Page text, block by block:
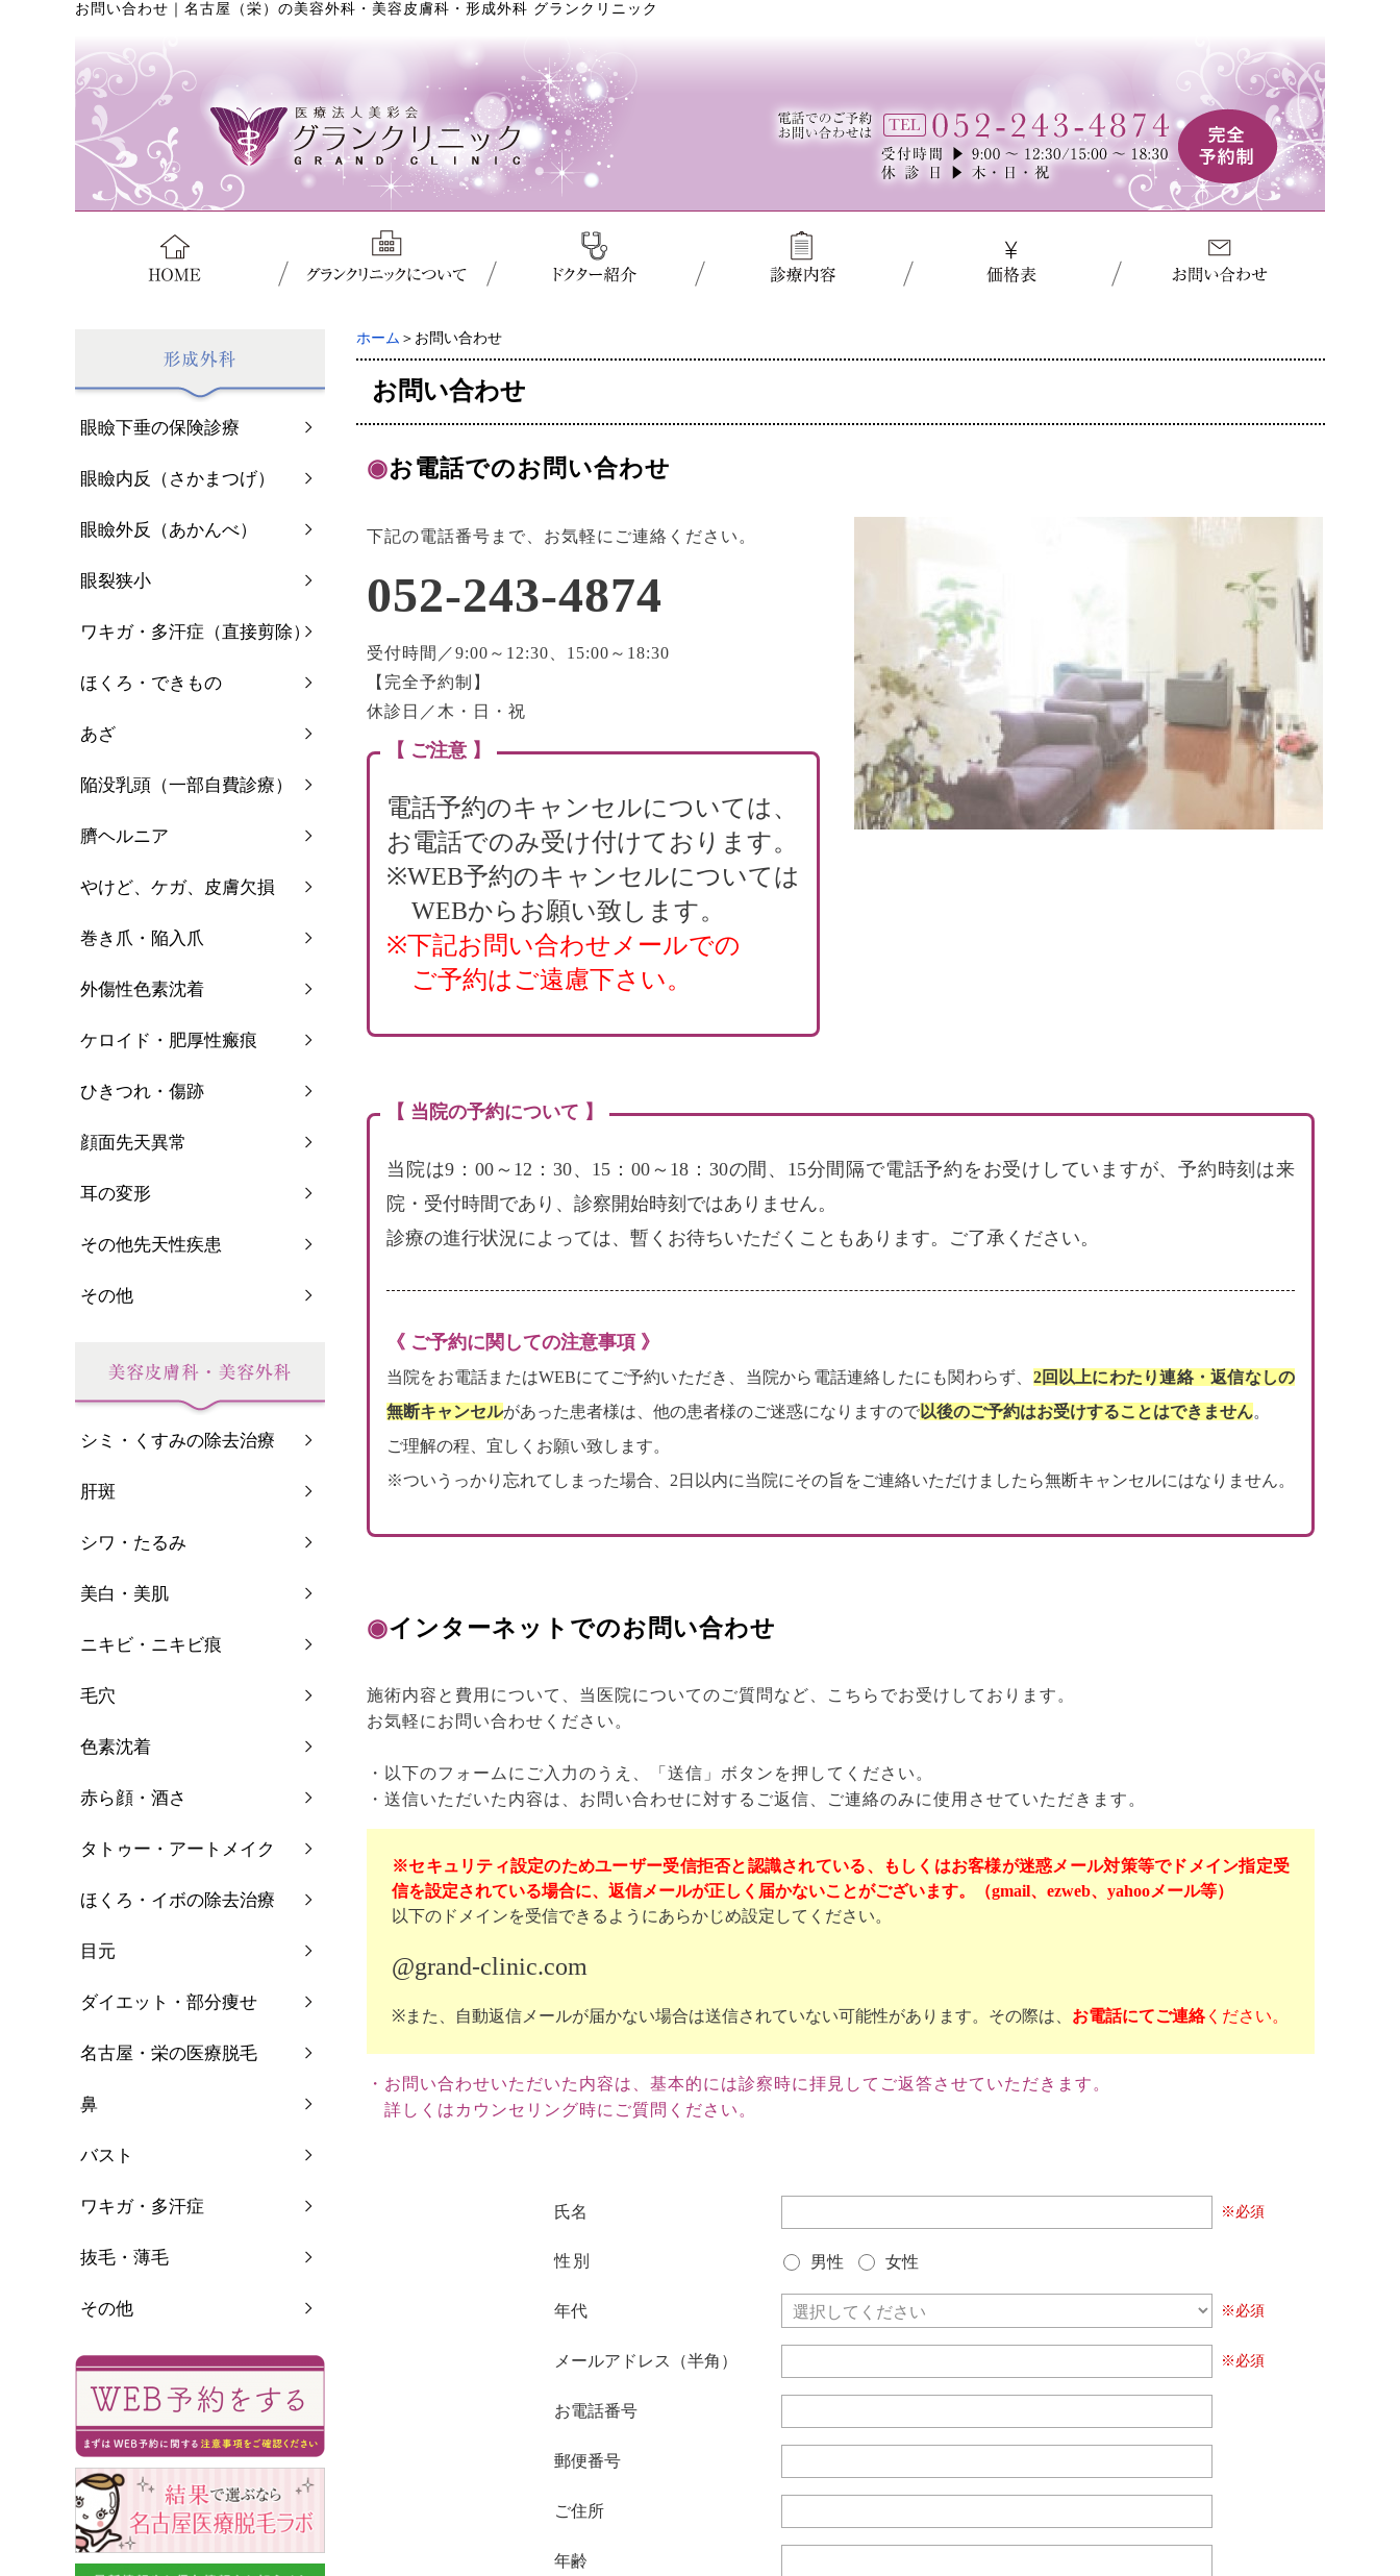
お問い合わせ 名古屋（栄）の美容外科・美容皮膚科・形成外科 グランクリニック
ホーム ＞お問い合わせ
お問い合わせ
◉お電話でのお問い合わせ
下記の電話番号まで、お気軽にご連絡ください。
052-243-4874
受付時間／9:00～12:30、15:00～18:30
【完全予約制】
休診日／木・日・祝
【 ご注意 】
電話予約のキャンセルについては、
お電話でのみ受け付けております。
※WEB予約のキャンセルについては
WEBからお願い致します。
※下記お問い合わせメールでの
ご予約はご遠慮下さい。
【 当院の予約について 】
当院は9：00～12：30、15：00～18：30の間、15分間隔で電話予約をお受けしていますが、予約時刻は来
院・受付時間であり、診察開始時刻ではありません。
診療の進行状況によっては、暫くお待ちいただくこともあります。ご了承ください。
《 ご予約に関しての注意事項 》
当院をお電話またはWEBにてご予約いただき、当院から電話連絡したにも関わらず、 2回以上にわたり連絡・返信なしの
無断キャンセルがあった患者様は、他の患者様のご迷惑になりますので以後のご予約はお受けすることはできません。
ご理解の程、宜しくお願い致します。
※ついうっかり忘れてしまった場合、2日以内に当院にその旨をご連絡いただけましたら無断キャンセルにはなりません。
◉インターネットでのお問い合わせ
施術内容と費用について、当医院についてのご質問など、こちらでお受けしております。
お気軽にお問い合わせください。
・以下のフォームにご入力のうえ、「送信」ボタンを押してください。
・送信いただいた内容は、お問い合わせに対するご返信、ご連絡のみに使用させていただきます。
※セキュリティ設定のためユーザー受信拒否と認識されている、もしくはお客様が迷惑メール対策等でドメイン指定受
信を設定されている場合に、返信メールが正しく届かないことがございます。（gmail、ezweb、yahooメール等）
以下のドメインを受信できるようにあらかじめ設定してください。
@grand-clinic.com
※また、自動返信メールが届かない場合は送信されていない可能性があります。その際は、 お電話にてご連絡ください。
・お問い合わせいただいた内容は、基本的には診察時に拝見してご返答させていただきます。
詳しくはカウンセリング時にご質問ください。
氏名 ※必須
性別 男性 女性
年代 ※必須
メールアドレス（半角） ※必須
お電話番号
郵便番号
ご住所
年齢
眼瞼下垂の保険診療
眼瞼内反（さかまつげ）
眼瞼外反（あかんべ）
眼裂狭小
ワキガ・多汗症（直接剪除）
ほくろ・できもの
あざ
陥没乳頭（一部自費診療）
臍ヘルニア
やけど、ケガ、皮膚欠損
巻き爪・陥入爪
外傷性色素沈着
ケロイド・肥厚性瘢痕
ひきつれ・傷跡
顔面先天異常
耳の変形
その他先天性疾患
その他
シミ・くすみの除去治療
肝斑
シワ・たるみ
美白・美肌
ニキビ・ニキビ痕
毛穴
色素沈着
赤ら顔・酒さ
タトゥー・アートメイク
ほくろ・イボの除去治療
目元
ダイエット・部分痩せ
名古屋・栄の医療脱毛
鼻
バスト
ワキガ・多汗症
抜毛・薄毛
その他